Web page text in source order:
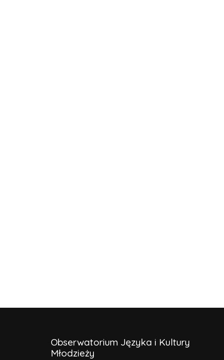
Obserwatorium Języka i Kultury
Młodzieży